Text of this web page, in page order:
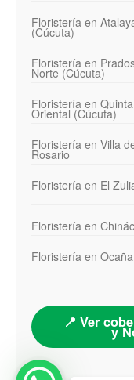
Floristería en
(Cúcuta)
Floristería en
Norte (Cúcuta)
Floristería en Quinta
Oriental (Cúcuta)
Floristería en Villa
Rosario
Floristería en El
Floristería en
Floristería en Ocaña
📍 Ver
y